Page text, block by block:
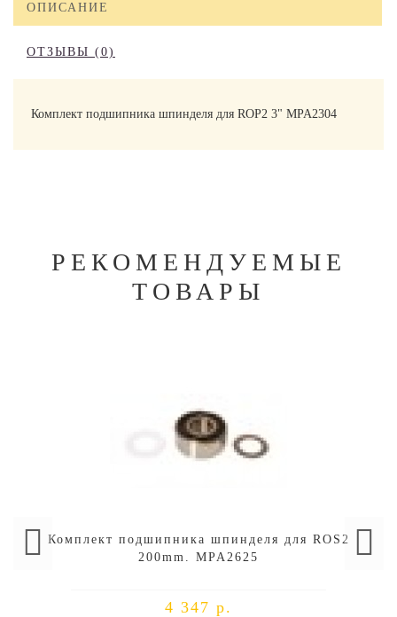
ОПИСАНИЕ
ОТЗЫВЫ (0)
Комплект подшипника шпинделя для ROP2 3" MPA2304
РЕКОМЕНДУЕМЫЕ
ТОВАРЫ
Комплект подшипника шпинделя для ROS2
200mm. MPA2625
4 347 р.